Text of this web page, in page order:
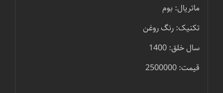
ماتریال: بوم
تکنیک: رنگ روغن
سال خلق: 1400
قیمت: 2500000